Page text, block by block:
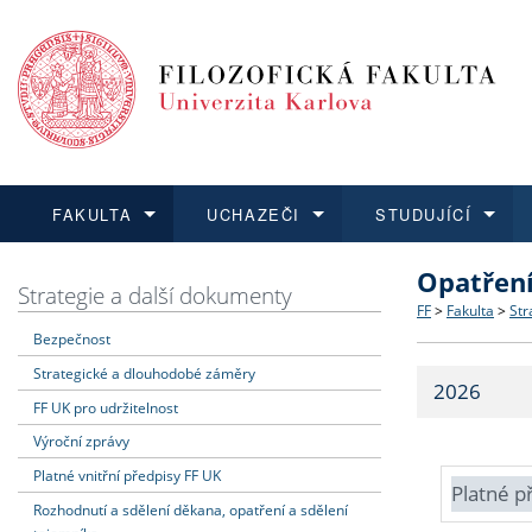
FAKULTA
Dozvědět se více
Struktura
Strategie
Fakultní
UCHAZEČI
Podat přihlášku
Co
Učitelské
STUDUJÍCÍ
Dozvědět se více
Dozvědět se více
O vědě a
Dozvědět se více
Aktuální
Strategie a další dokumenty
Bezpečnost
Strategické a dlouhodobé záměry
FF UK pro udržitelnost
Výroční zprávy
Platné vnitřní předpisy FF UK
Rozhodnutí a sdělení děkana, opatření a sdělení
FF > Fakulta >
2026
Platné